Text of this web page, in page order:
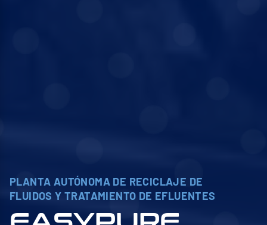
PLANTA AUTÓNOMA DE RECICLAJE DE
FLUIDOS Y TRATAMIENTO DE EFLUENTES